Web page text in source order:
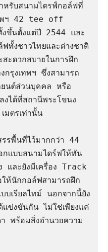
หรับสนามไดรฟ์กอล์ฟที่
ทพฯ 42 tee off
นตั้งแต่ปี 2544 และ
ทั้งชาวไทยและต่างชาติ
ะดวกสบายในการฝึก
กรุงเทพฯ ซึ่งสามารถ
ยนต์ส่วนบุคคล หรือ
ได้ที่สถานีพระโขนง
มตรเท่านั้น
กแบบสนามไดร์ฟให้ทัน
และยังมีเครื่อง Track
ห้นักกอล์ฟสามารถฝึก
บเรียลไทม์ นอกจากนี้ยัง
แข่งขันกัน ไม่ใช่เพียงแค่
พร้อมสิ่งอำนวยความ